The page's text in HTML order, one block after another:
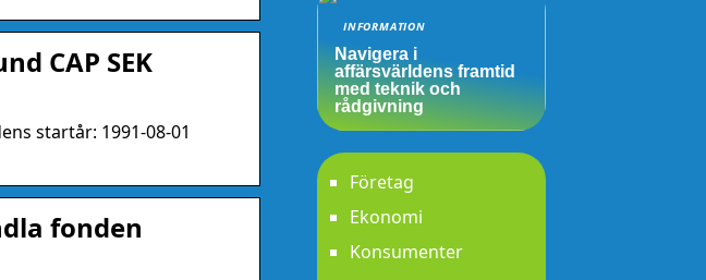
CAP SEK
startår: 1991-08-01
fonden
INFORMATION
Navigera i
affärsvärldens framtid
med teknik och
rådgivning
Företag
Ekonomi
Konsumenter